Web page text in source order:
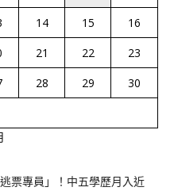
14 15
16
21 22
23
28 29
30
票專員」！中五學歷月入近